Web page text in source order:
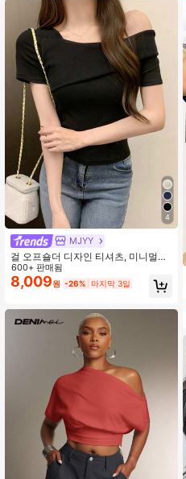
4
MJYY
걸 오프숄더 디자인 티셔츠, 미니멀리
스트 반팔 탑 여름 캐주얼 블랙, 클린
걸 에스테틱
600+ 판매됨
8,009원 -26% 마지막 3일